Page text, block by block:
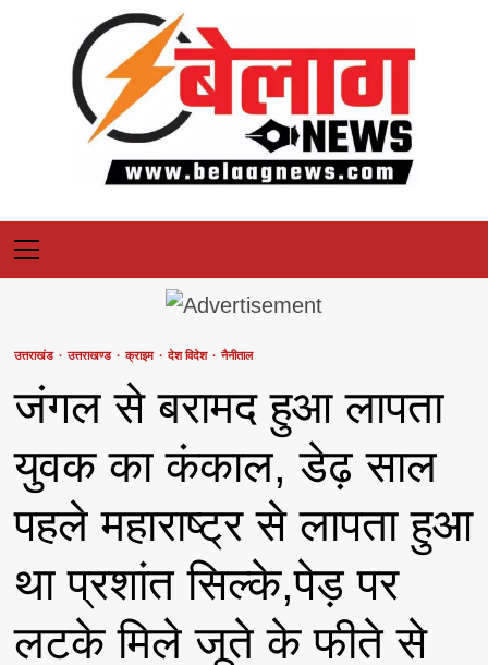
Primary
Menu
उत्तराखंड उत्तराखण्ड क्राइम देश विदेश नैनीताल
जंगल से बरामद हुआ लापता
युवक का कंकाल, डेढ़ साल
पहले महाराष्ट्र से लापता हुआ
था प्रशांत सिल्के,पेड़ पर
लटके मिले जूते के फीते से